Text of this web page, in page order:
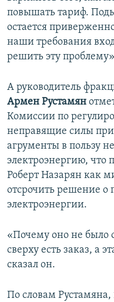
повышать тариф.
остается
наши требования
решить эту проблему»
А руководитель
Армен Рустамян
Комиссии по
неправящие силы
агрументы в пользу
электроэнергию, что
Роберт Назарян как
отсрочить решение о
электроэнергии.
«Почему оно не было
сверху есть заказ, а
сказал он.
По словам Рустамяна,